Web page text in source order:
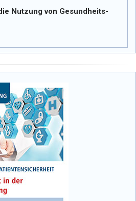
Nutzung von Gesundheits-